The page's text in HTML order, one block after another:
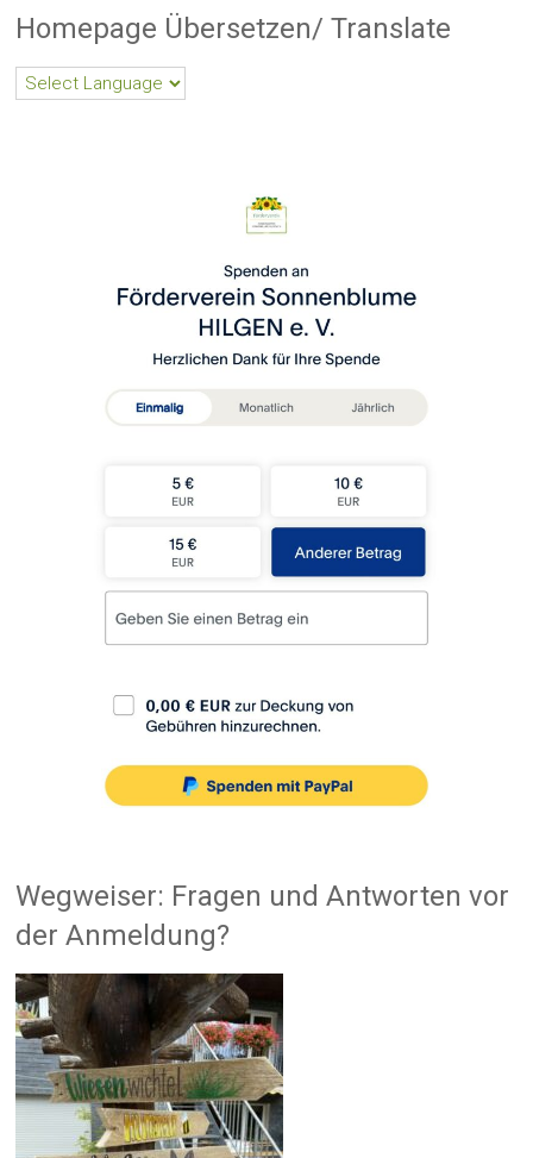
Homepage Übersetzen/ Translate
Wegweiser: Fragen und Antworten vor
der Anmeldung?